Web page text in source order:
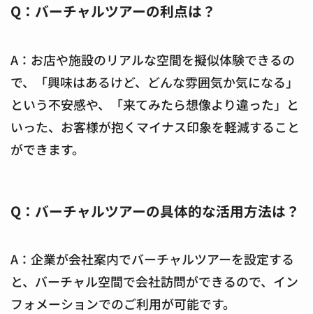
Q：バーチャルツアーの利点は？
A：お店や施設のリアルな空間を擬似体験できるの
で、「興味はあるけど、どんな雰囲気か気になる」
という不安感や、「来てみたら想像より違った」と
いった、お客様が抱くマイナス印象を軽減すること
ができます。
Q：バーチャルツアーの具体的な活用方法は？
A：企業が会社案内でバーチャルツアーを設定する
と、バーチャル空間で会社訪問ができるので、イン
フォメーションでのご利用が可能です。